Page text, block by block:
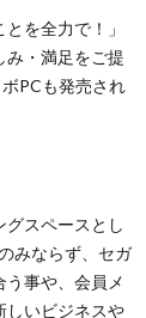
を全力で！」
み・満足をご提
PCも発売され
スペースとし
みならず、セガ
事や、会員メ
しいビジネスや